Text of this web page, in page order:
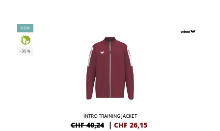
NEW
-35%
INTRO TRAINING JACKET
CHF 40,24 | CHF 26,15